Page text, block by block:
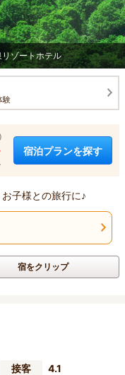
ゾートホテル
験
宿泊プランを探す
子様との旅行に♪
宿をクリップ
接客
4.1